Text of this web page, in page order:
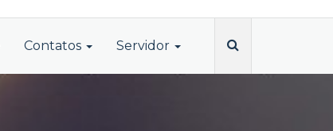
Contatos Servidor